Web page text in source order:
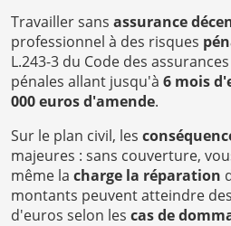
Travailler sans assurance
professionnel à des risques
L.243-3 du Code des
pénales allant jusqu'à 6 mois
000 euros d'amende.
Sur le plan civil, les
majeures : sans couverture,
même la charge la réparation
montants peuvent atteindre
d'euros selon les cas de